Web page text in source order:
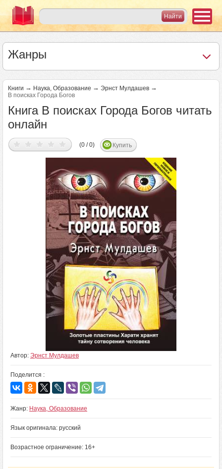
Жанры
Книги → Наука, Образование → Эрнст Мулдашев →
В поисках Города Богов
Книга В поисках Города Богов читать
онлайн
(0 / 0) Купить
Автор: Эрнст Мулдашев
Поделится :
Жанр: Наука, Образование
Язык оригинала: русский
Возрастное ограничение: 16+